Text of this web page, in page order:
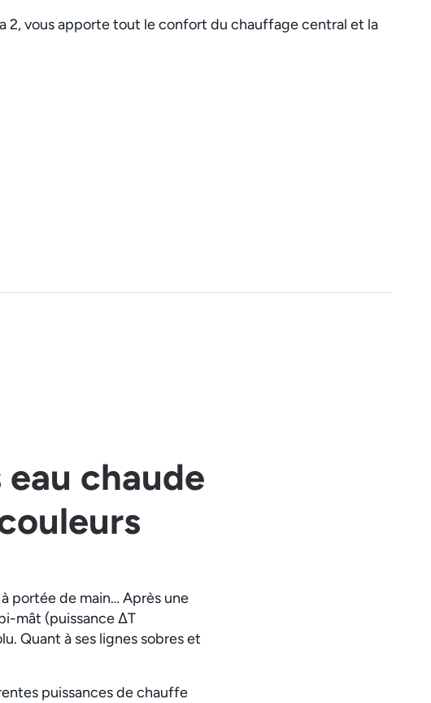
2, vous apporte tout le confort du chauffage central et la
chaude
portée de main… Après une
mât (puissance ΔT
Quant à ses lignes sobres et
puissances de chauffe